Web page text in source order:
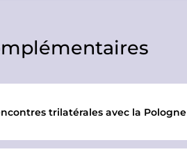
trilatérales avec la Pologne